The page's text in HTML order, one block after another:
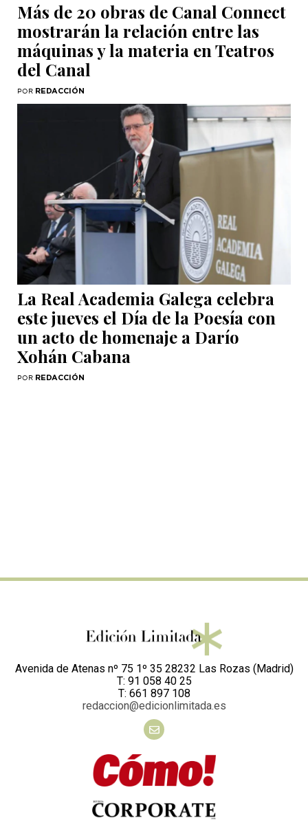
Más de 20 obras de Canal Connect
mostrarán la relación entre las
máquinas y la materia en Teatros
del Canal
POR REDACCIÓN
La Real Academia Galega celebra
este jueves el Día de la Poesía con
un acto de homenaje a Darío
Xohán Cabana
POR REDACCIÓN
Avenida de Atenas nº 75 1º 35 28232 Las Rozas (Madrid)
T: 91 058 40 25
T: 661 897 108
redaccion@edicionlimitada.es